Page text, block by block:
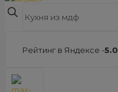
Рейтинг в Яндексе -5.0